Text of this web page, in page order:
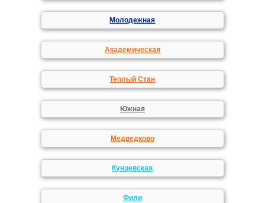
Молодежная
Академическая
Теплый Стан
Южная
Медведково
Кунцевская
Фили